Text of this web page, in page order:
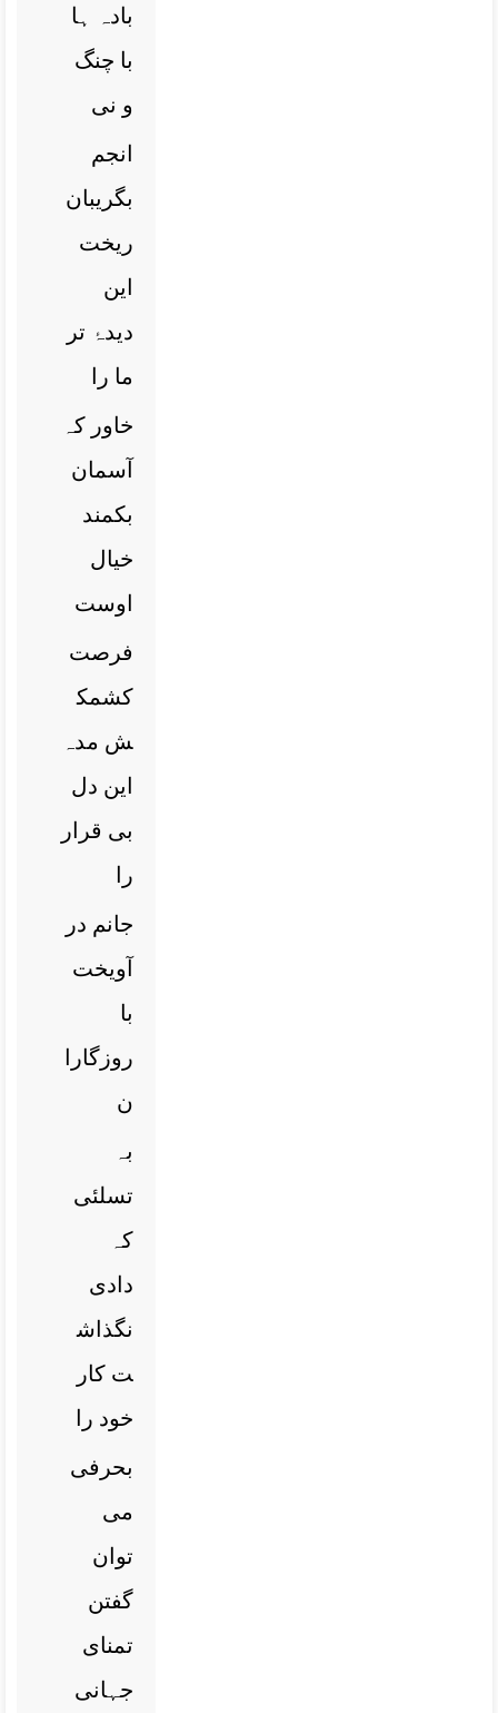
بادہ ہا
با چنگ
و نی
انجم
بگریبان
ریخت
این
دیدۂ تر
ما را
خاور کہ
آسمان
بکمند
خیال
اوست
فرصت
کشمک
ش مدہ
این دل
بی قرار
را
جانم در
آویخت
با
روزگارا
ن
بہ
تسلئی
کہ
دادی
نگذاش
ت کار
خود را
بحرفی
می
توان
گفتن
تمنای
جہانی